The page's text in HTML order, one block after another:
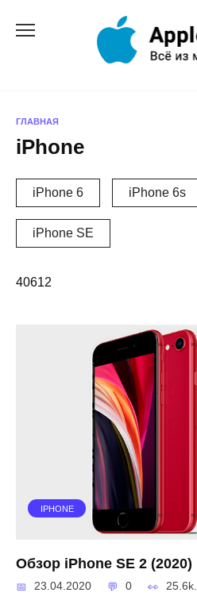
ГЛАВНАЯ
iPhone
iPhone 6 iPhone 6s
iPhone SE
40612
IPHONE
Обзор iPhone SE 2 (2020)
23.04.2020 0 25.6k.